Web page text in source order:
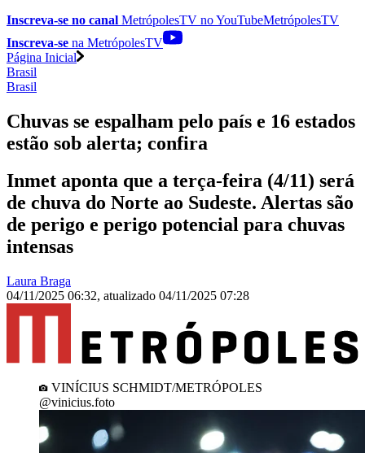
Inscreva-se no canal MetrópolesTV noYouTubeMetrópolesTV
Inscreva-se na MetrópolesTV
Página Inicial
Brasil
Brasil
Chuvas se espalham pelo país e 16 estados
estão sob alerta; confira
Inmet aponta que a terça-feira (4/11) será
de chuva do Norte ao Sudeste. Alertas são
de perigo e perigo potencial para chuvas
intensas
Laura Braga
04/11/2025 06:32, atualizado 04/11/2025 07:28
VINÍCIUS SCHMIDT/METRÓPOLES
@vinicius.foto